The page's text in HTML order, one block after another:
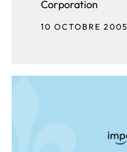
Corporation
10 OCTOBRE 2005